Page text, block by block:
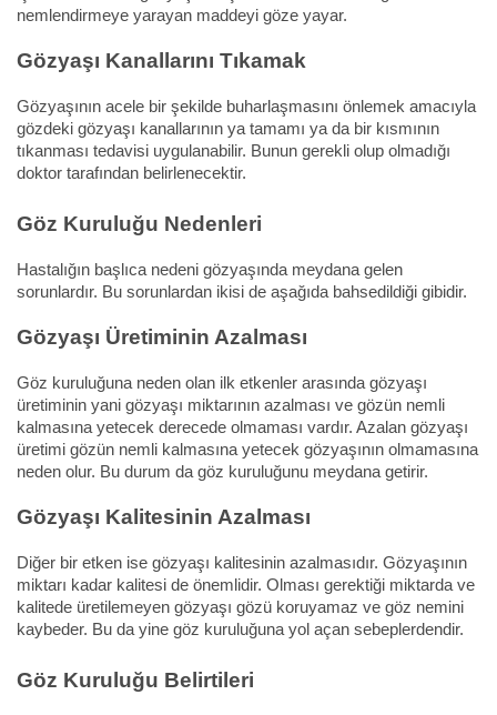
nemlendirmeye yarayan maddeyi göze yayar.
Gözyaşı Kanallarını Tıkamak
Gözyaşının acele bir şekilde buharlaşmasını önlemek amacıyla
gözdeki gözyaşı kanallarının ya tamamı ya da bir kısmının
tıkanması tedavisi uygulanabilir. Bunun gerekli olup olmadığı
doktor tarafından belirlenecektir.
Göz Kuruluğu Nedenleri
Hastalığın başlıca nedeni gözyaşında meydana gelen
sorunlardır. Bu sorunlardan ikisi de aşağıda bahsedildiği gibidir.
Gözyaşı Üretiminin Azalması
Göz kuruluğuna neden olan ilk etkenler arasında gözyaşı
üretiminin yani gözyaşı miktarının azalması ve gözün nemli
kalmasına yetecek derecede olmaması vardır. Azalan gözyaşı
üretimi gözün nemli kalmasına yetecek gözyaşının olmamasına
neden olur. Bu durum da göz kuruluğunu meydana getirir.
Gözyaşı Kalitesinin Azalması
Diğer bir etken ise gözyaşı kalitesinin azalmasıdır. Gözyaşının
miktarı kadar kalitesi de önemlidir. Olması gerektiği miktarda ve
kalitede üretilemeyen gözyaşı gözü koruyamaz ve göz nemini
kaybeder. Bu da yine göz kuruluğuna yol açan sebeplerdendir.
Göz Kuruluğu Belirtileri